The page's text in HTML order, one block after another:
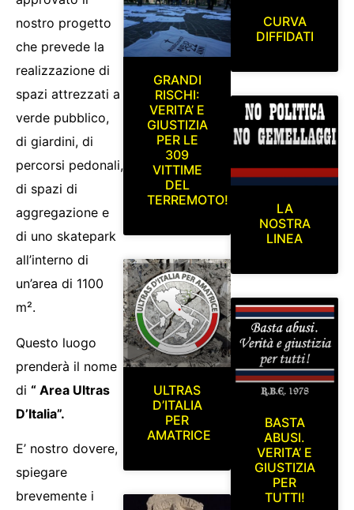
nostro progetto
che prevede la
realizzazione di
spazi attrezzati a
verde pubblico,
di giardini, di
percorsi pedonali,
di spazi di
aggregazione e
di uno skatepark
all’interno di
un’area di 1100
m².
Questo luogo
prenderà il nome
di “ Area Ultras
D’Italia”.
E’ nostro dovere,
spiegare
brevemente i
GRANDI
RISCHI:
VERITA’ E
GIUSTIZIA
PER LE
309
VITTIME
DEL
TERREMOTO!
ULTRAS
D’ITALIA
PER
AMATRICE
CURVA
DIFFIDATI
LA
NOSTRA
LINEA
BASTA
ABUSI.
VERITA’ E
GIUSTIZIA
PER
TUTTI!